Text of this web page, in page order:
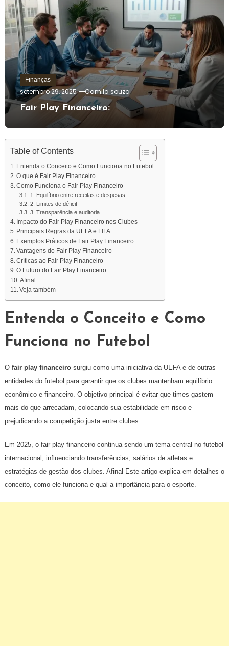
Finanças
setembro 29, 2025 Camila souza
Fair Play Financeiro:
Table of Contents
Entenda o Conceito e Como Funciona no Futebol
O que é Fair Play Financeiro
Como Funciona o Fair Play Financeiro
1. Equilíbrio entre receitas e despesas
2. Limites de déficit
3. Transparência e auditoria
Impacto do Fair Play Financeiro nos Clubes
Principais Regras da UEFA e FIFA
Exemplos Práticos de Fair Play Financeiro
Vantagens do Fair Play Financeiro
Críticas ao Fair Play Financeiro
O Futuro do Fair Play Financeiro
Afinal
Veja também
Entenda o Conceito e Como
Funciona no Futebol
O fair play financeirosurgiu como uma iniciativa da UEFA e de outras
entidades do futebol para garantir que os clubes mantenham equilíbrio
econômico e financeiro. O objetivo principal é evitar que times gastem
mais do que arrecadam, colocando sua estabilidade em risco e
prejudicando a competição justa entre clubes.
Em 2025, o fair play financeiro continua sendo um tema central no futebol
internacional, influenciando transferências, salários de atletas e
estratégias de gestão dos clubes. Afinal Este artigo explica em detalhes o
conceito, como ele funciona e qual a importância para o esporte.